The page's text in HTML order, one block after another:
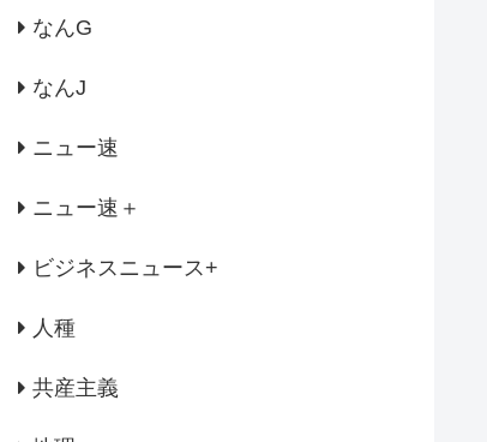
なんG
なんJ
ニュー速
ニュー速＋
ビジネスニュース+
人種
共産主義